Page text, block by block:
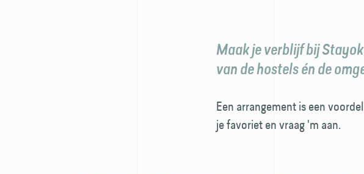
Maak je verblijf bij
van de hostels én de
Een arrangement is een
je favoriet en vraag 'm aan.